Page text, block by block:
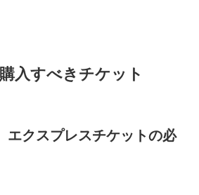
入すべきチケット
エクスプレスチケットの必